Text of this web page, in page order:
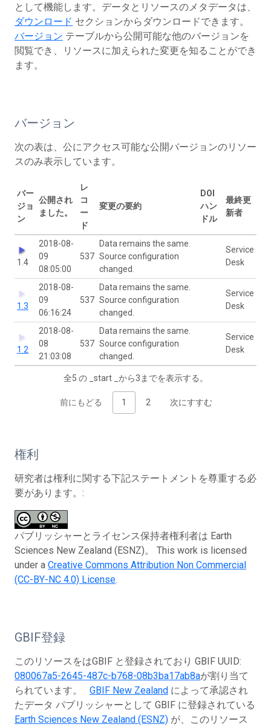
として機能します。データとリソースのメタデータは、
ダウンロード セクションからダウンロードできます。
バージョン テーブルから公開可能な他のバージョンを
閲覧でき、リソースに加えられた変更を知ることができ
ます。
バージョン
次の表は、公にアクセス可能な公開バージョンのリソー
スのみ表示しています。
バー
ジョ
ン
公開され
ました。
レ
コ
ー
ド
変更の要約
DOI
ハン
ドル
最終更
新者
1.4
2018-08-
09
08:05:00
537
Data remains the same.
Source configuration
changed.
Service
Desk
1.3
2018-08-
09
06:16:24
537
Data remains the same.
Source configuration
changed.
Service
Desk
1.2
2018-08-
08
21:03:08
537
Data remains the same.
Source configuration
changed.
Service
Desk
全5 の _start _から3までを表示する。
前にもどる 1 2 次にすすむ
権利
研究者は権利に関する下記ステートメントを尊重する必
要があります。:
パブリッシャーとライセンス保持者権利者は Earth
Sciences New Zealand (ESNZ)。 This work is licensed
under a Creative Commons Attribution Non Commercial
(CC-BY-NC 4.0) License.
GBIF登録
このリソースをはGBIF と登録されており GBIF UUID:
080067a5-2645-487c-b768-08b3ba17ab8aが割り当て
られています。 GBIF New Zealand によって承認され
たデータ パブリッシャーとして GBIF に登録されている
Earth Sciences New Zealand (ESNZ) が、このリソース